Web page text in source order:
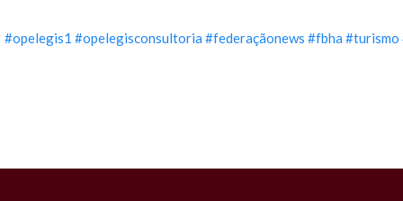
#opelegis1 #opelegisconsultoria #federaçãonews #fbha #turismo